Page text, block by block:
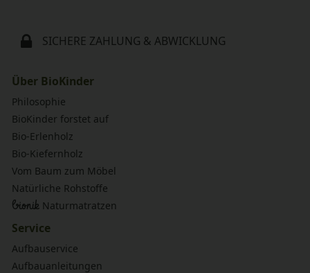
SICHERE ZAHLUNG & ABWICKLUNG
Über BioKinder
Philosophie
BioKinder forstet auf
Bio-Erlenholz
Bio-Kiefernholz
Vom Baum zum Möbel
Natürliche Rohstoffe
bionik Naturmatratzen
Service
Aufbauservice
Aufbauanleitungen